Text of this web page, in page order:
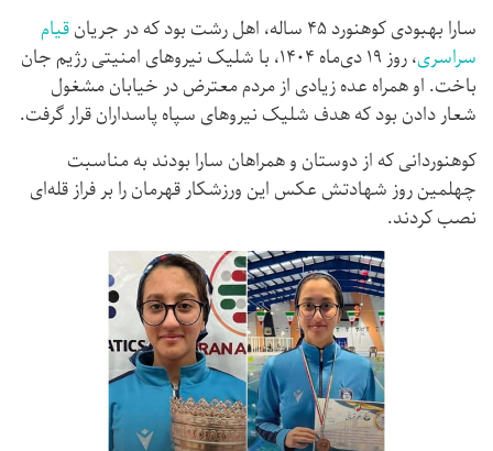
سارا بهبودی کوهنورد ۴۵ ساله، اهل رشت بود که در جریان
قیام
سراسری
، روز ۱۹ دی‌ماه ۱۴۰۴، با شلیک نیروهای امنیتی رژیم جان
باخت. او همراه عده زیادی از مردم معترض در خیابان مشغول
شعار دادن بود که هدف شلیک نیروهای سپاه پاسداران قرار گرفت.
کوهنوردانی که از دوستان و همراهان سارا بودند به مناسبت
چهلمین روز شهادتش عکس این ورزشکار قهرمان را بر فراز قله‌ای
نصب کردند.